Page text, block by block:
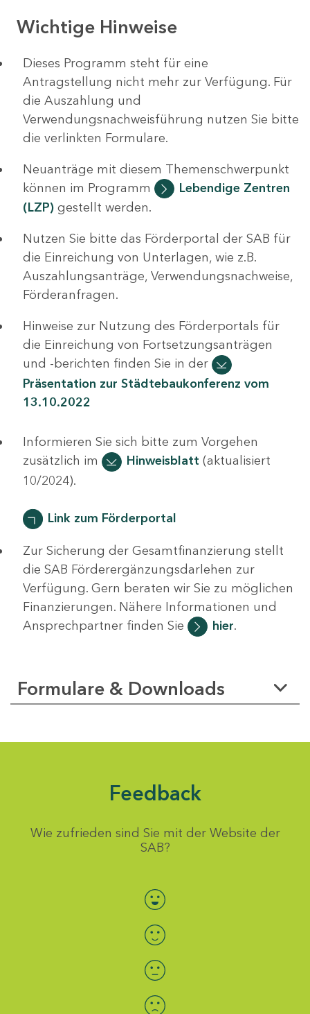
Wichtige Hinweise
Dieses Programm steht für eine
Antragstellung nicht mehr zur Verfügung. Für
die Auszahlung und
Verwendungsnachweisführung nutzen Sie bitte
die verlinkten Formulare.
Neuanträge mit diesem Themenschwerpunkt
können im Programm
Lebendige Zentren
(LZP) gestellt werden.
Nutzen Sie bitte das Förderportal der SAB für
die Einreichung von Unterlagen, wie z.B.
Auszahlungsanträge, Verwendungsnachweise,
Förderanfragen.
Hinweise zur Nutzung des Förderportals für
die Einreichung von Fortsetzungsanträgen
und -berichten finden Sie in der
Präsentation zur Städtebaukonferenz vom
13.10.2022
Informieren Sie sich bitte zum Vorgehen
zusätzlich im
Hinweisblatt (aktualisiert
10/2024).
Link zum Förderportal
Zur Sicherung der Gesamtfinanzierung stellt
die SAB Förderergänzungsdarlehen zur
Verfügung. Gern beraten wir Sie zu möglichen
Finanzierungen. Nähere Informationen und
Ansprechpartner finden Sie
hier.
Formulare & Downloads
Feedback
Wie zufrieden sind Sie mit der Website der
SAB?
Bewertung auswählen